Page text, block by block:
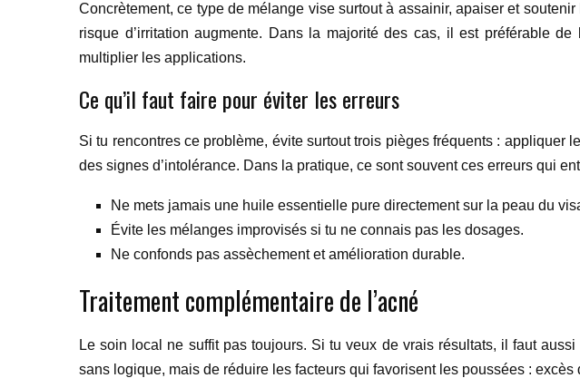
Concrètement, ce type de mélange vise surtout à assainir, apaiser et
risque d’irritation augmente. Dans la majorité des cas, il est préférable
multiplier les applications.
Ce qu’il faut faire pour éviter les erreurs
Si tu rencontres ce problème, évite surtout trois pièges fréquents :
des signes d’intolérance. Dans la pratique, ce sont souvent ces erreurs qui
Ne mets jamais une huile essentielle pure directement sur la peau du
Évite les mélanges improvisés si tu ne connais pas les dosages.
Ne confonds pas assèchement et amélioration durable.
Traitement complémentaire de l’acné
Le soin local ne suffit pas toujours. Si tu veux de vrais résultats, il faut
sans logique, mais de réduire les facteurs qui favorisent les poussées :